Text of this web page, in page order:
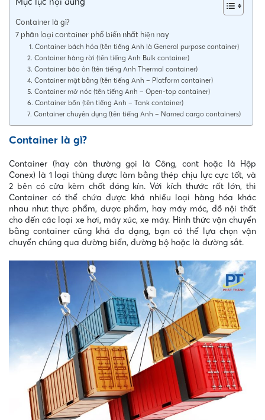
Container là gì?
7 phân loại container phổ biến nhất hiện nay
1. Container bách hóa (tên tiếng Anh là General purpose container)
2. Container hàng rời (tên tiếng Anh Bulk container)
3. Container bảo ôn (tên tiếng Anh Thermal container)
4. Container mặt bằng (tên tiếng Anh – Platform container)
5. Container mở nóc (tên tiếng Anh – Open-top container)
6. Container bồn (tên tiếng Anh – Tank container)
7. Container chuyên dụng (tên tiếng Anh – Named cargo containers)
Container là gì?
Container (hay còn thường gọi là Công, cont hoặc là Hộp
Conex) là 1 loại thùng được làm bằng thép chịu lực cực tốt, và
2 bên có cửa kèm chốt đóng kín. Với kích thước rất lớn, thì
Container có thể chứa được khá nhiều loại hàng hóa khác
nhau như: thực phẩm, dược phẩm, hay máy móc, đồ nội thất
cho đến các loại xe hơi, máy xúc, xe máy. Hình thức vận chuyển
bằng container cũng khá đa dạng, bạn có thể lựa chọn vận
chuyển chúng qua đường biển, đường bộ hoặc là đường sắt.